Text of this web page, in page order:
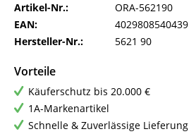
Artikel-Nr.:
ORA-562190
EAN:
4029808540439
Hersteller-Nr.:
5621 90
Vorteile
Käuferschutz bis 20.000 €
1A-Markenartikel
Schnelle & Zuverlässige Lieferung